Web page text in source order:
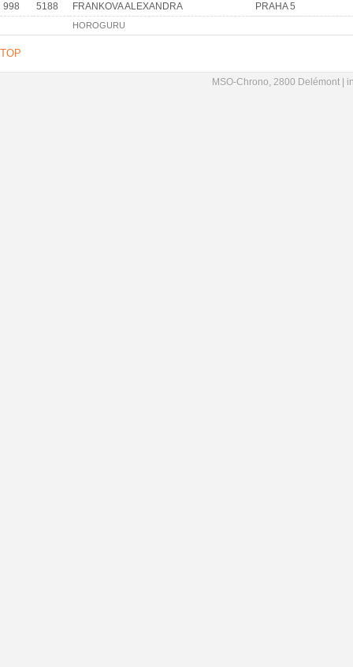
998 5188 FRANKOVA ALEXANDRA PRAHA 5
HOROGURU
TOP
MSO-Chrono, 2800 Delémont |